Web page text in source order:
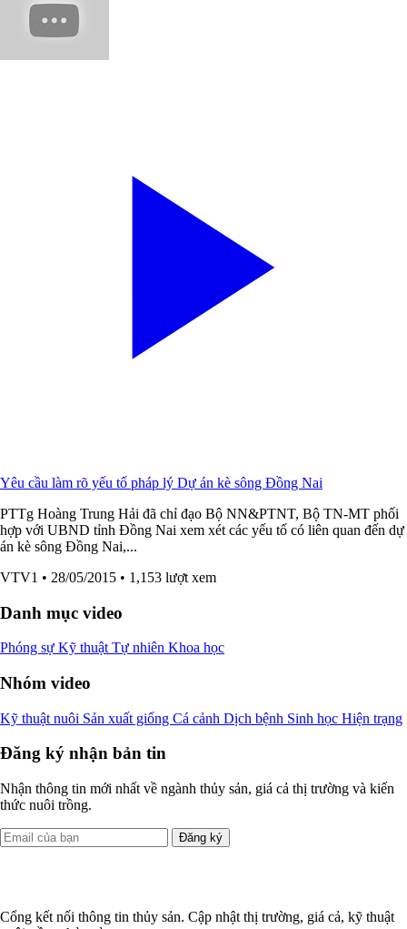
Yêu cầu làm rõ yếu tố pháp lý Dự án kè sông Đồng Nai
PTTg Hoàng Trung Hải đã chỉ đạo Bộ NN&PTNT, Bộ TN-MT phối
hợp với UBND tỉnh Đồng Nai xem xét các yếu tố có liên quan đến dự
án kè sông Đồng Nai,...
VTV1 • 28/05/2015 • 1,153 lượt xem
Danh mục video
Phóng sự Kỹ thuật Tự nhiên Khoa học
Nhóm video
Kỹ thuật nuôi Sản xuất giống Cá cảnh Dịch bệnh Sinh học Hiện trạng
Đăng ký nhận bản tin
Nhận thông tin mới nhất về ngành thủy sản, giá cả thị trường và kiến
thức nuôi trồng.
Đăng ký
Cổng kết nối thông tin thủy sản. Cập nhật thị trường, giá cả, kỹ thuật